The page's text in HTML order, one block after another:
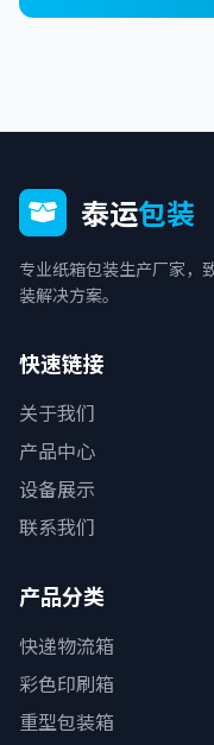
泰运包装
专业纸箱包装生产厂家，
装解决方案。
快速链接
关于我们
产品中心
设备展示
联系我们
产品分类
快递物流箱
彩色印刷箱
重型包装箱